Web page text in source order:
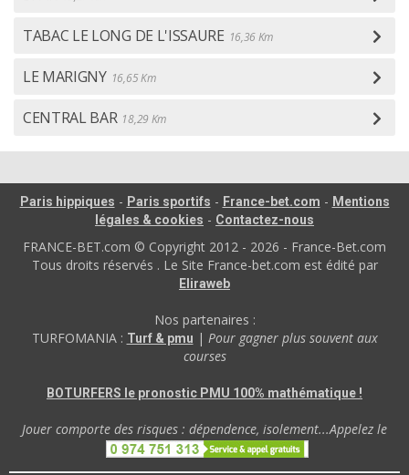
TABAC LE LONG DE L'ISSAURE 16,36 Km
LE MARIGNY 16,65 Km
CENTRAL BAR 18,29 Km
Paris hippiques - Paris sportifs - France-bet.com - Mentions
légales & cookies - Contactez-nous
FRANCE-BET.com © Copyright 2012 - 2026 - France-Bet.com
Tous droits réservés . Le Site France-bet.com est édité par
Eliraweb
Nos partenaires :
TURFOMANIA : Turf & pmu | Pour gagner plus souvent aux
courses
BOTURFERS le pronostic PMU 100% mathématique !
Jouer comporte des risques : dépendence, isolement...Appelez le